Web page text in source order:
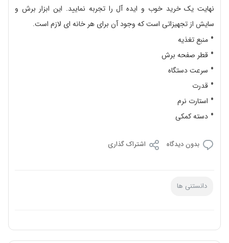
نهایت یک خرید خوب و ایده آل را تجربه نمایید. این ابزار برش و
سایش از تجهیزاتی است که وجود آن برای هر خانه ای لازم است.
منبع تغذیه
قطر صفحه برش
سرعت دستگاه
قدرت
استارت نرم
دسته کمکی
بدون دیدگاه اشتراک گذاری
دانستنی ها